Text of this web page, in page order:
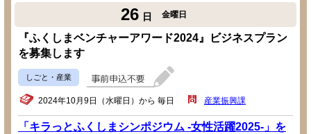
26 日 金曜日
『ふくしまベンチャーアワード2024』ビジネスプラン
を募集します
しごと・産業
2024年10月9日（水曜日）から 毎日 産業振興課
「キラっとふくしまシンポジウム -女性活躍2025-」を